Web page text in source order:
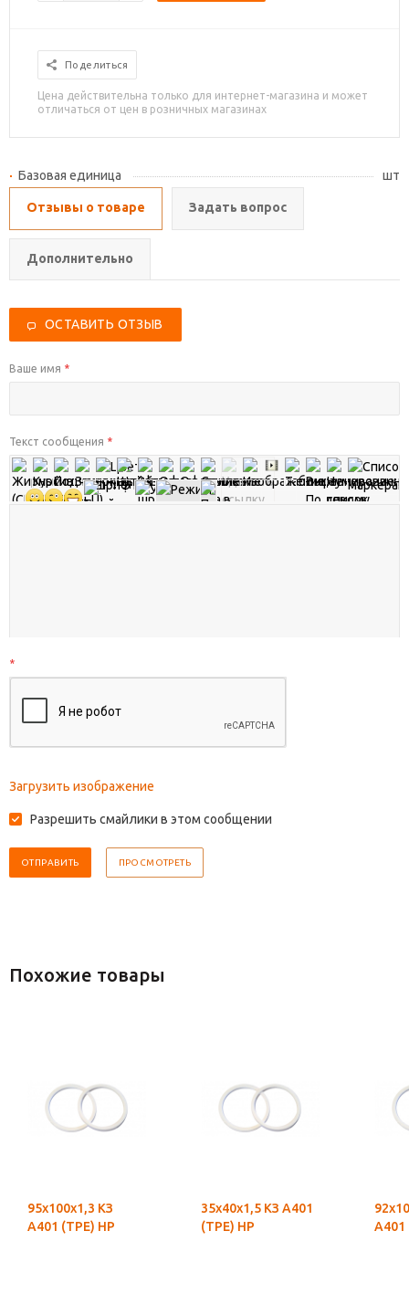
Поделиться
Цена действительна только для интернет-магазина и может
отличаться от цен в розничных магазинах
Базовая единица шт
Отзывы о товаре Задать вопрос
Дополнительно
ОСТАВИТЬ ОТЗЫВ
Ваше имя *
Текст сообщения *
*
Загрузить изображение
Разрешить смайлики в этом сообщении
Похожие товары
95х100х1,3 КЗ
А401 (ТРЕ) НР
35х40х1,5 КЗ А401
(ТРЕ) НР
А401